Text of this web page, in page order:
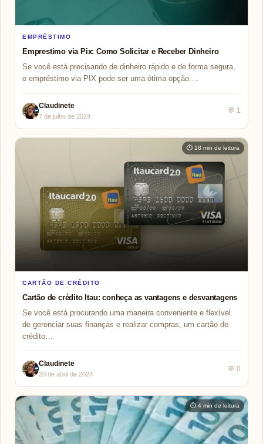
EMPRÉSTIMO
Emprestimo via Pix: Como Solicitar e Receber Dinheiro
Se você está precisando de dinheiro rápido e de forma segura,
o empréstimo via PIX pode ser uma ótima opção.…
Claudinete
7 de julho de 2024
💬 1
⏱ 18 min de leitura
CARTÃO DE CRÉDITO
Cartão de crédito Itau: conheça as vantagens e desvantagens
Se você está procurando uma maneira conveniente e flexível
de gerenciar suas finanças e realizar compras, um cartão de
crédito…
Claudinete
20 de abril de 2024
💬 0
⏱ 4 min de leitura